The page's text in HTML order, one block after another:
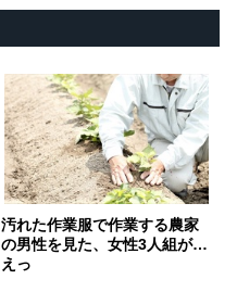
汚れた作業服で作業する農家
の男性を見た、女性3人組が…
えっ